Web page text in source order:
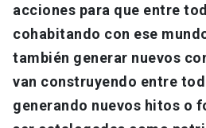
acciones para que entre
cohabitando con ese
también generar nuevos
van construyendo entre
generando nuevos hitos o